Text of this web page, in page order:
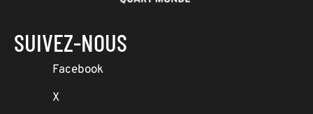
SUIVEZ-NOUS
Facebook
X